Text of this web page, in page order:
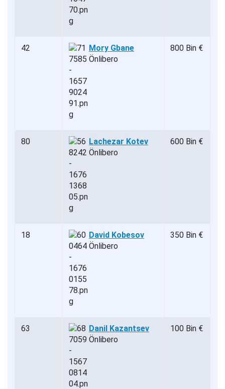
42
Mory Gbane
Önlibero
800 Bin €
80
Lachezar Kotev
Önlibero
600 Bin €
18
David Kobesov
Önlibero
350 Bin €
63
Danil Kazantsev
Önlibero
100 Bin €